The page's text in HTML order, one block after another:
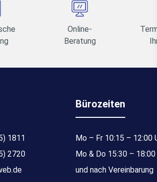
Online-
Beratung
1811
2720
Bürozeiten
Mo – Fr 10:15 – 12:00
Mo & Do 15:30 – 18:00
und nach Vereinbarung